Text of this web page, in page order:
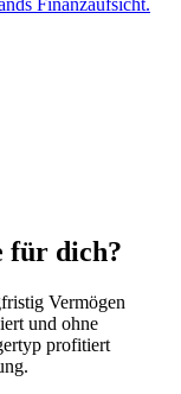
Finanzaufsicht.
für dich?
Vermögen
und ohne
profitiert